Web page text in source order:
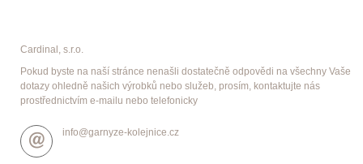
Cardinal, s.r.o.
Pokud byste na naší stránce nenašli dostatečně odpovědi na všechny Vaše
dotazy ohledně našich výrobků nebo služeb, prosím, kontaktujte nás
prostřednictvím e-mailu nebo telefonicky
info@garnyze-kolejnice.cz